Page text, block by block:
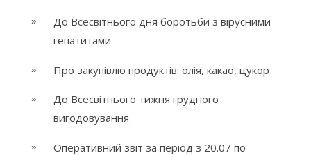
До Всесвітнього дня боротьби з вірусними
гепатитами
Про закупівлю продуктів: олія, какао, цукор
До Всесвітнього тижня грудного
вигодовування
Оперативний звіт за період з 20.07 по